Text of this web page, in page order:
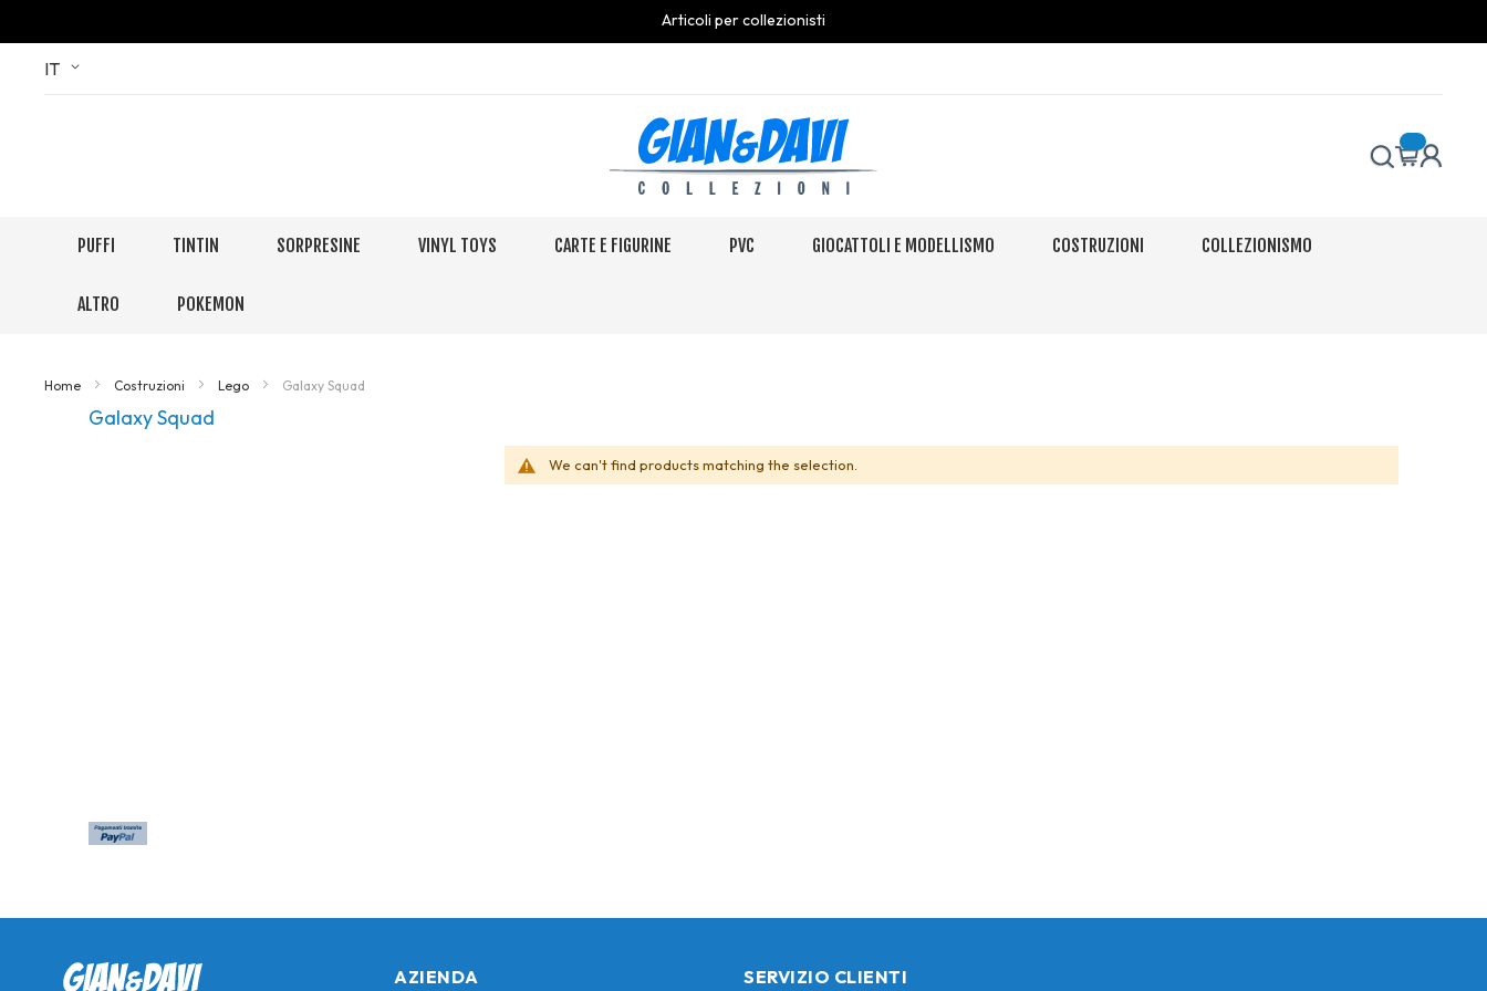
Articoli per collezionisti
Skip
Language
IT
PUFFI TINTIN SORPRESINE VINYL TOYS CARTE E FIGURINE PVC GIOCATTOLI E MODELLISMO COSTRUZIONI COLLEZIONISMO
ALTRO POKEMON
Home Costruzioni Lego Galaxy Squad
Galaxy Squad
We can't find products matching the selection.
AZIENDA SERVIZIO CLIENTI